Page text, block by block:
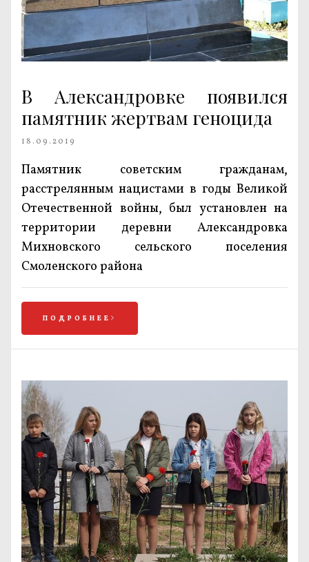
В Александровке появился
памятник жертвам геноцида
18.09.2019
Памятник советским гражданам,
расстрелянным нацистами в годы Великой
Отечественной войны, был установлен на
территории деревни Александровка
Михновского сельского поселения
Смоленского района
ПОДРОБНЕЕ